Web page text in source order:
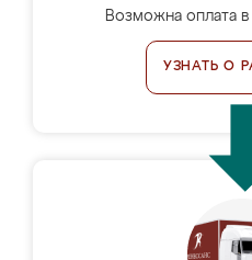
Возможна оплата
УЗНАТЬ О